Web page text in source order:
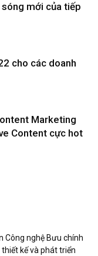
mới của tiếp
cho các doanh
Marketing
Content cực hot
Công nghệ Bưu chính
kế và phát triển